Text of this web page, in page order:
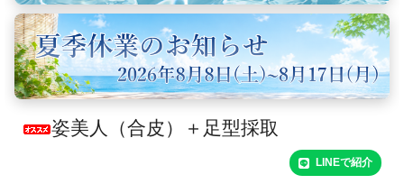
姿美人（合皮）＋足型採取
LINEで紹介